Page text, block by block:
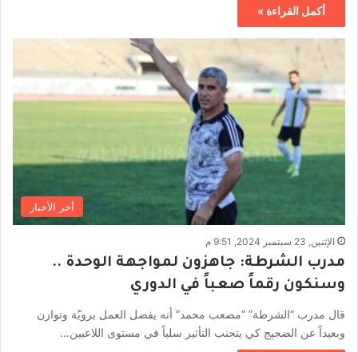
أكمل القراءة »
أخر الأخبار
الإثنين, 23 سبتمبر 2024, 9:51 م
مدرب الشرطة: جاهزون لمواجهة الوحدة ..
وسنكون رقماً صعباً في الدوري
قال مدرب “الشرطة” “مصعب محمد” أنه يفضل العمل برويّة وتوازن
وبعيداً عن الضجيج كي يتجنب التأثير سلباً في مستوى اللاعبين…